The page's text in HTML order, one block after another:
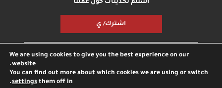
استلم تحديثات حول عملنا
اشترك/ ي
مكتبة أريجبودكاست أريجاتصل بناشارك معنا
We are using cookies to give you the best experience on our
website.
You can find out more about which cookies we are using or switch
them off in
settings
.